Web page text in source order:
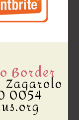
Border
0054